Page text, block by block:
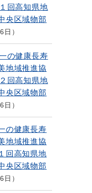
回高知県地
央区域物部
日
の健康長寿
地域推進協
回高知県地
央区域物部
日
の健康長寿
地域推進協
回高知県地
央区域物部
日